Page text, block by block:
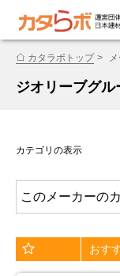
カタラボトップ
ジオリーブグル
カテゴリの表示
おす